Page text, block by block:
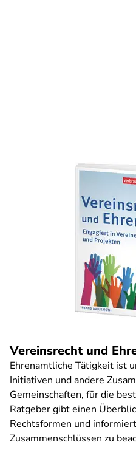
Vereinsrecht und
Ehrenamtliche Tätigkeit ist
Initiativen und andere
Gemeinschaften, für die
Ratgeber gibt einen
Rechtsformen und
Zusammenschlüssen zu